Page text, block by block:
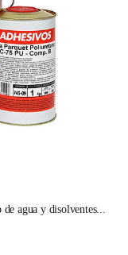
de agua y disolventes